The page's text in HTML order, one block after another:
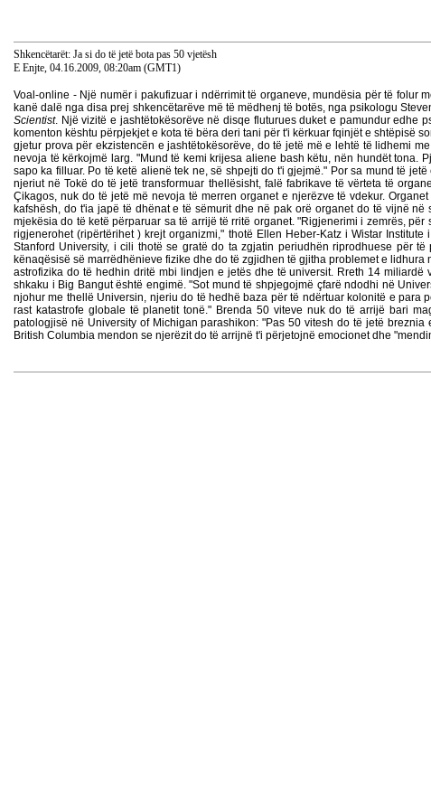
Shkencëtarët: Ja si do të jetë bota pas 50 vjetësh
E Enjte, 04.16.2009, 08:20am (GMT1)
Voal-online - Një numër i pakufizuar i ndërrimit të organeve, mundësia për të folur
kanë dalë nga disa prej shkencëtarëve më të mëdhenj të botës, nga psikologu
Scientist. Një vizitë e jashtëtokësorëve në disqe fluturues duket e pamundur edhe
komenton kështu përpjekjet e kota të bëra deri tani për t'i kërkuar fqinjët e shtëpisë
gjetur prova për ekzistencën e jashtëtokësorëve, do të jetë më e lehtë të lidhemi
nevoja të kërkojmë larg. "Mund të kemi krijesa aliene bash këtu, nën hundët tona.
sapo ka filluar. Po të ketë alienë tek ne, së shpejti do t'i gjejmë." Por sa mund të
njeriut në Tokë do të jetë transformuar thellësisht, falë fabrikave të vërteta të
Çikagos, nuk do të jetë më nevoja të merren organet e njerëzve të vdekur.
kafshësh, do t'ia japë të dhënat e të sëmurit dhe në pak orë organet do të vijnë
mjekësia do të ketë përparuar sa të arrijë të rritë organet. "Rigjenerimi i zemrës,
rigjenerohet (ripërtërihet ) krejt organizmi," thotë Ellen Heber-Katz i Wistar
Stanford University, i cili thotë se gratë do ta zgjatin periudhën riprodhuese për
kënaqësisë së marrëdhënieve fizike dhe do të zgjidhen të gjitha problemet e lidhura
astrofizika do të hedhin dritë mbi lindjen e jetës dhe të universit. Rreth 14
shkaku i Big Bangut është engimë. "Sot mund të shpjegojmë çfarë ndodhi në
njohur me thellë Universin, njeriu do të hedhë baza për të ndërtuar kolonitë e para
rast katastrofe globale të planetit tonë." Brenda 50 viteve nuk do të arrijë bari
patologjisë në University of Michigan parashikon: "Pas 50 vitesh do të jetë
British Columbia mendon se njerëzit do të arrijnë t'i përjetojnë emocionet dhe